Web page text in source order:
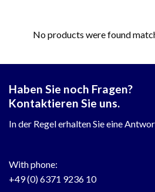
No products were found
Haben Sie noch Fragen?
Kontaktieren Sie uns.
In der Regel erhalten Sie eine
With phone:
+49 (0) 6371 9236 10